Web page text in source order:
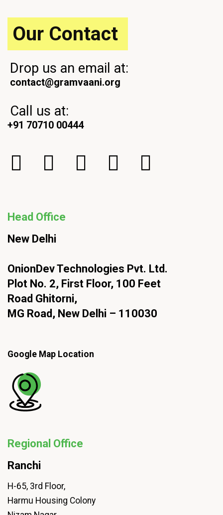
Our Contact
Drop us an email at:
contact@gramvaani.org
Call us at:
+91 70710 00444
Head Office
New Delhi
OnionDev Technologies Pvt. Ltd.
Plot No. 2, First Floor, 100 Feet
Road Ghitorni,
MG Road, New Delhi – 110030
Google Map Location
Regional Office
Ranchi
H-65, 3rd Floor,
Harmu Housing Colony